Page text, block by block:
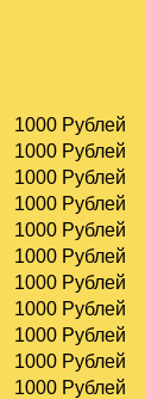
1000 Рублей
1000 Рублей
1000 Рублей
1000 Рублей
1000 Рублей
1000 Рублей
1000 Рублей
1000 Рублей
1000 Рублей
1000 Рублей
1000 Рублей